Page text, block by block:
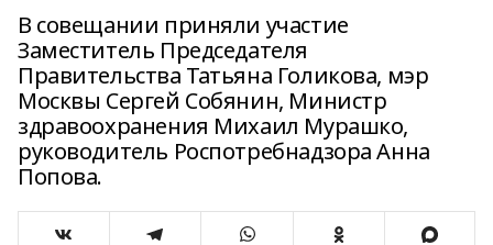
В совещании приняли участие
Заместитель Председателя
Правительства Татьяна Голикова, мэр
Москвы Сергей Собянин, Министр
здравоохранения Михаил Мурашко,
руководитель Роспотребнадзора Анна
Попова.